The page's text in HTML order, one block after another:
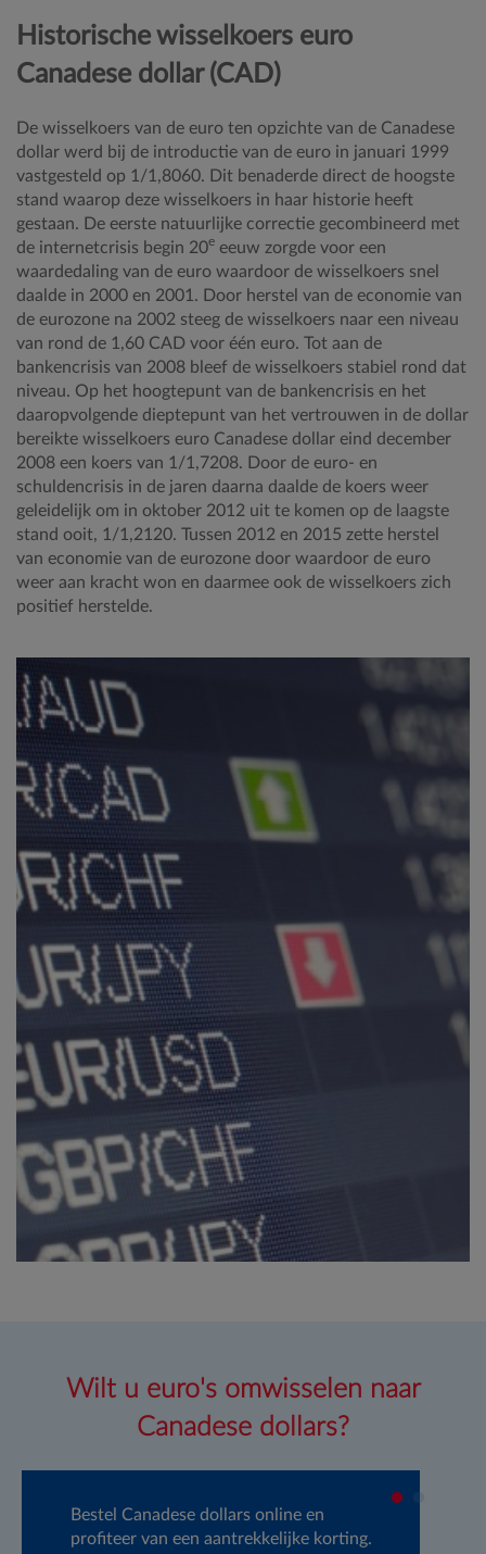
Historische wisselkoers euro
Canadese dollar (CAD)
De wisselkoers van de euro ten opzichte van de Canadese
dollar werd bij de introductie van de euro in januari 1999
vastgesteld op 1/1,8060. Dit benaderde direct de hoogste
stand waarop deze wisselkoers in haar historie heeft
gestaan. De eerste natuurlijke correctie gecombineerd met
de internetcrisis begin 20e eeuw zorgde voor een
waardedaling van de euro waardoor de wisselkoers snel
daalde in 2000 en 2001. Door herstel van de economie van
de eurozone na 2002 steeg de wisselkoers naar een niveau
van rond de 1,60 CAD voor één euro. Tot aan de
bankencrisis van 2008 bleef de wisselkoers stabiel rond dat
niveau. Op het hoogtepunt van de bankencrisis en het
daaropvolgende dieptepunt van het vertrouwen in de dollar
bereikte wisselkoers euro Canadese dollar eind december
2008 een koers van 1/1,7208. Door de euro- en
schuldencrisis in de jaren daarna daalde de koers weer
geleidelijk om in oktober 2012 uit te komen op de laagste
stand ooit, 1/1,2120. Tussen 2012 en 2015 zette herstel
van economie van de eurozone door waardoor de euro
weer aan kracht won en daarmee ook de wisselkoers zich
positief herstelde.
Wilt u euro's omwisselen naar
Canadese dollars?
Bestel Canadese dollars online en
profiteer van een aantrekkelijke korting.